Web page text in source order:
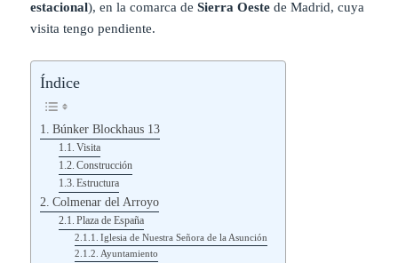
estacional), en la comarca deSierra Oestede Madrid, cuya
visita tengo pendiente.
Índice
Búnker Blockhaus 13
Visita
Construcción
Estructura
Colmenar del Arroyo
Plaza de España
Iglesia de Nuestra Señora de la Asunción
Ayuntamiento